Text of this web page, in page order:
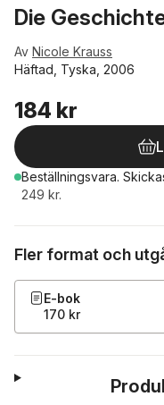
Die
Av Nicole Krauss
Häftad, Tyska, 2006
184 kr
Beställningsvara.
249 kr.
Fler format och
E-bok
170 kr